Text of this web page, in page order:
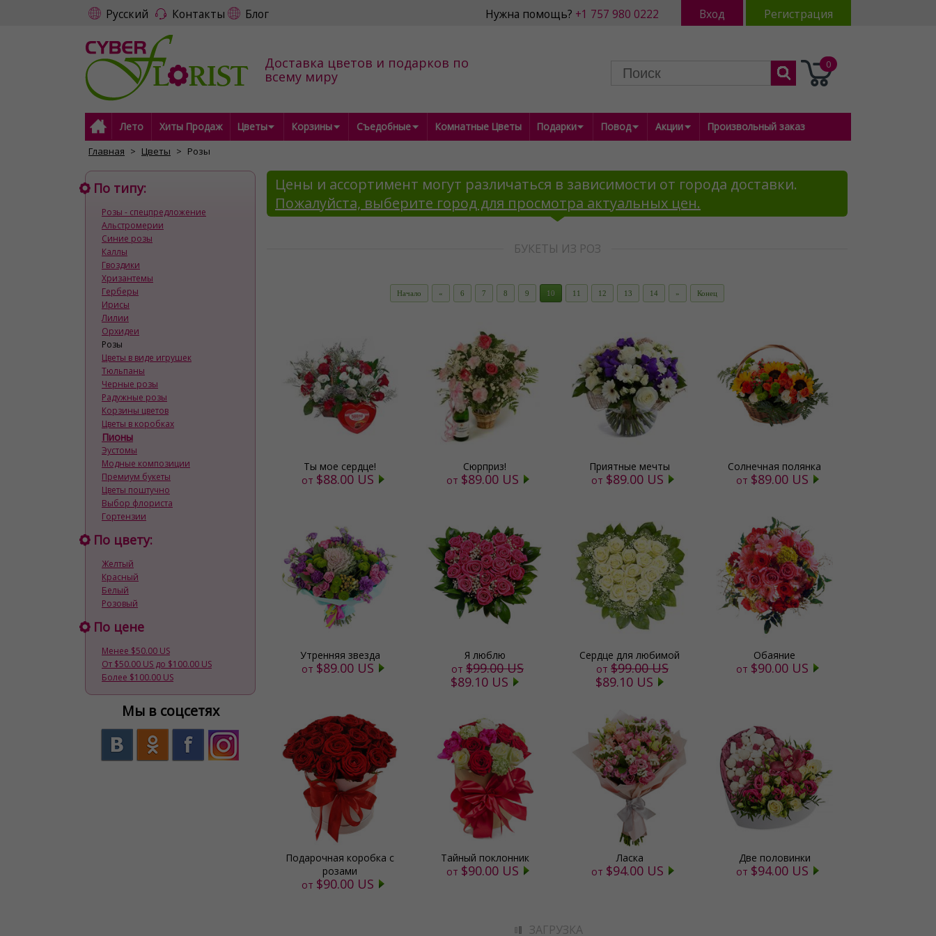
Русский Контакты Блог Нужна помощь? +1 757 980 0222 Вход Регистрация
Доставка цветов и подарков по
всему миру
0
Лето Хиты Продаж Цветы Корзины Съедобные Комнатные Цветы Подарки Повод Акции Произвольный заказ
Главная Цветы Розы
По типу:
Розы - спецпредложение
Альстромерии
Синие розы
Каллы
Гвоздики
Хризантемы
Герберы
Ирисы
Лилии
Орхидеи
Розы
Цветы в виде игрушек
Тюльпаны
Черные розы
Радужные розы
Корзины цветов
Цветы в коробках
Пионы
Эустомы
Модные композиции
Премиум букеты
Цветы поштучно
Выбор флориста
Гортензии
По цвету:
Желтый
Красный
Белый
Розовый
По цене
Менее $50.00 US
От $50.00 US до $100.00 US
Более $100.00 US
Мы в соцсетях
Цены и ассортимент могут различаться в зависимости от города доставки.
Пожалуйста, выберите город для просмотра актуальных цен.
БУКЕТЫ ИЗ РОЗ
Начало « 6 7 8 9 10 11 12 13 14 » Конец
Ты мое сердце!
от $88.00 US
Сюрприз!
от $89.00 US
Приятные мечты
от $89.00 US
Солнечная полянка
от $89.00 US
Утренняя звезда
от $89.00 US
Я люблю
от $99.00 US
$89.10 US
Сердце для любимой
от $99.00 US
$89.10 US
Обаяние
от $90.00 US
Подарочная коробка с
розами
от $90.00 US
Тайный поклонник
от $90.00 US
Ласка
от $94.00 US
Две половинки
от $94.00 US
ЗАГРУЗКА